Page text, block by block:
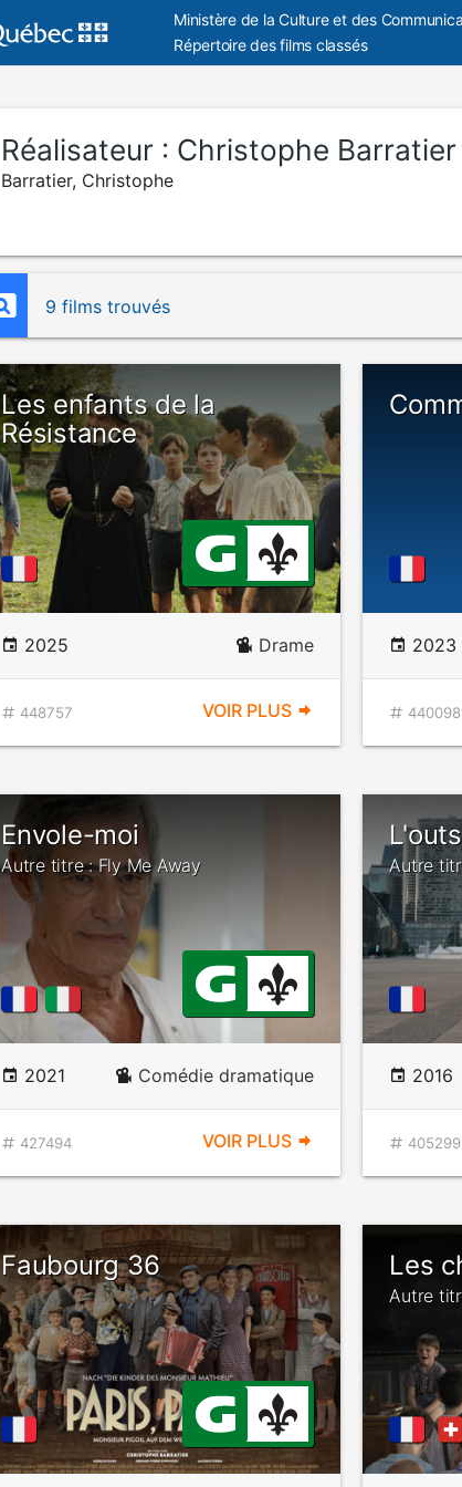
Ministère de la Culture et des
Répertoire des films classés
Réalisateur : Christophe Barratier
Barratier, Christophe
9 films trouvés
Les enfants de la
Résistance
2025 Drame
448757 VOIR PLUS
2023
440098
Envole-moi
Autre titre : Fly Me Away
2021 Comédie dramatique
427494 VOIR PLUS
Autre
2016
405299
Faubourg 36 Les
Autre